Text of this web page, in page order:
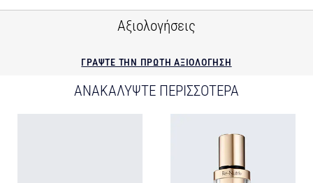
ΙΔΑΝΙΚΟ ΓΙΑ
Ανόρθωση, περίγραμμα
Έλλειψη σφριγηλότητας, ζωντάνιας
Αξιολογήσεις
ΓΡΑΨΤΕ ΤΗΝ ΠΡΩΤΗ ΑΞΙΟΛΟΓΗΣΗ
ΑΝΑΚΑΛΥΨΤΕ ΠΕΡΙΣΣΟΤΕΡΑ